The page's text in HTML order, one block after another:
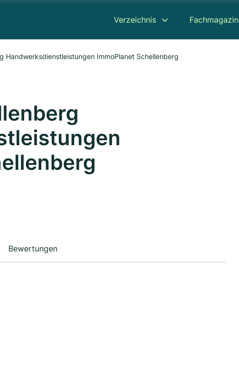
Verzeichnis Fachmagazin
Handwerksdienstleistungen ImmoPlanet Schellenberg
Bewertungen